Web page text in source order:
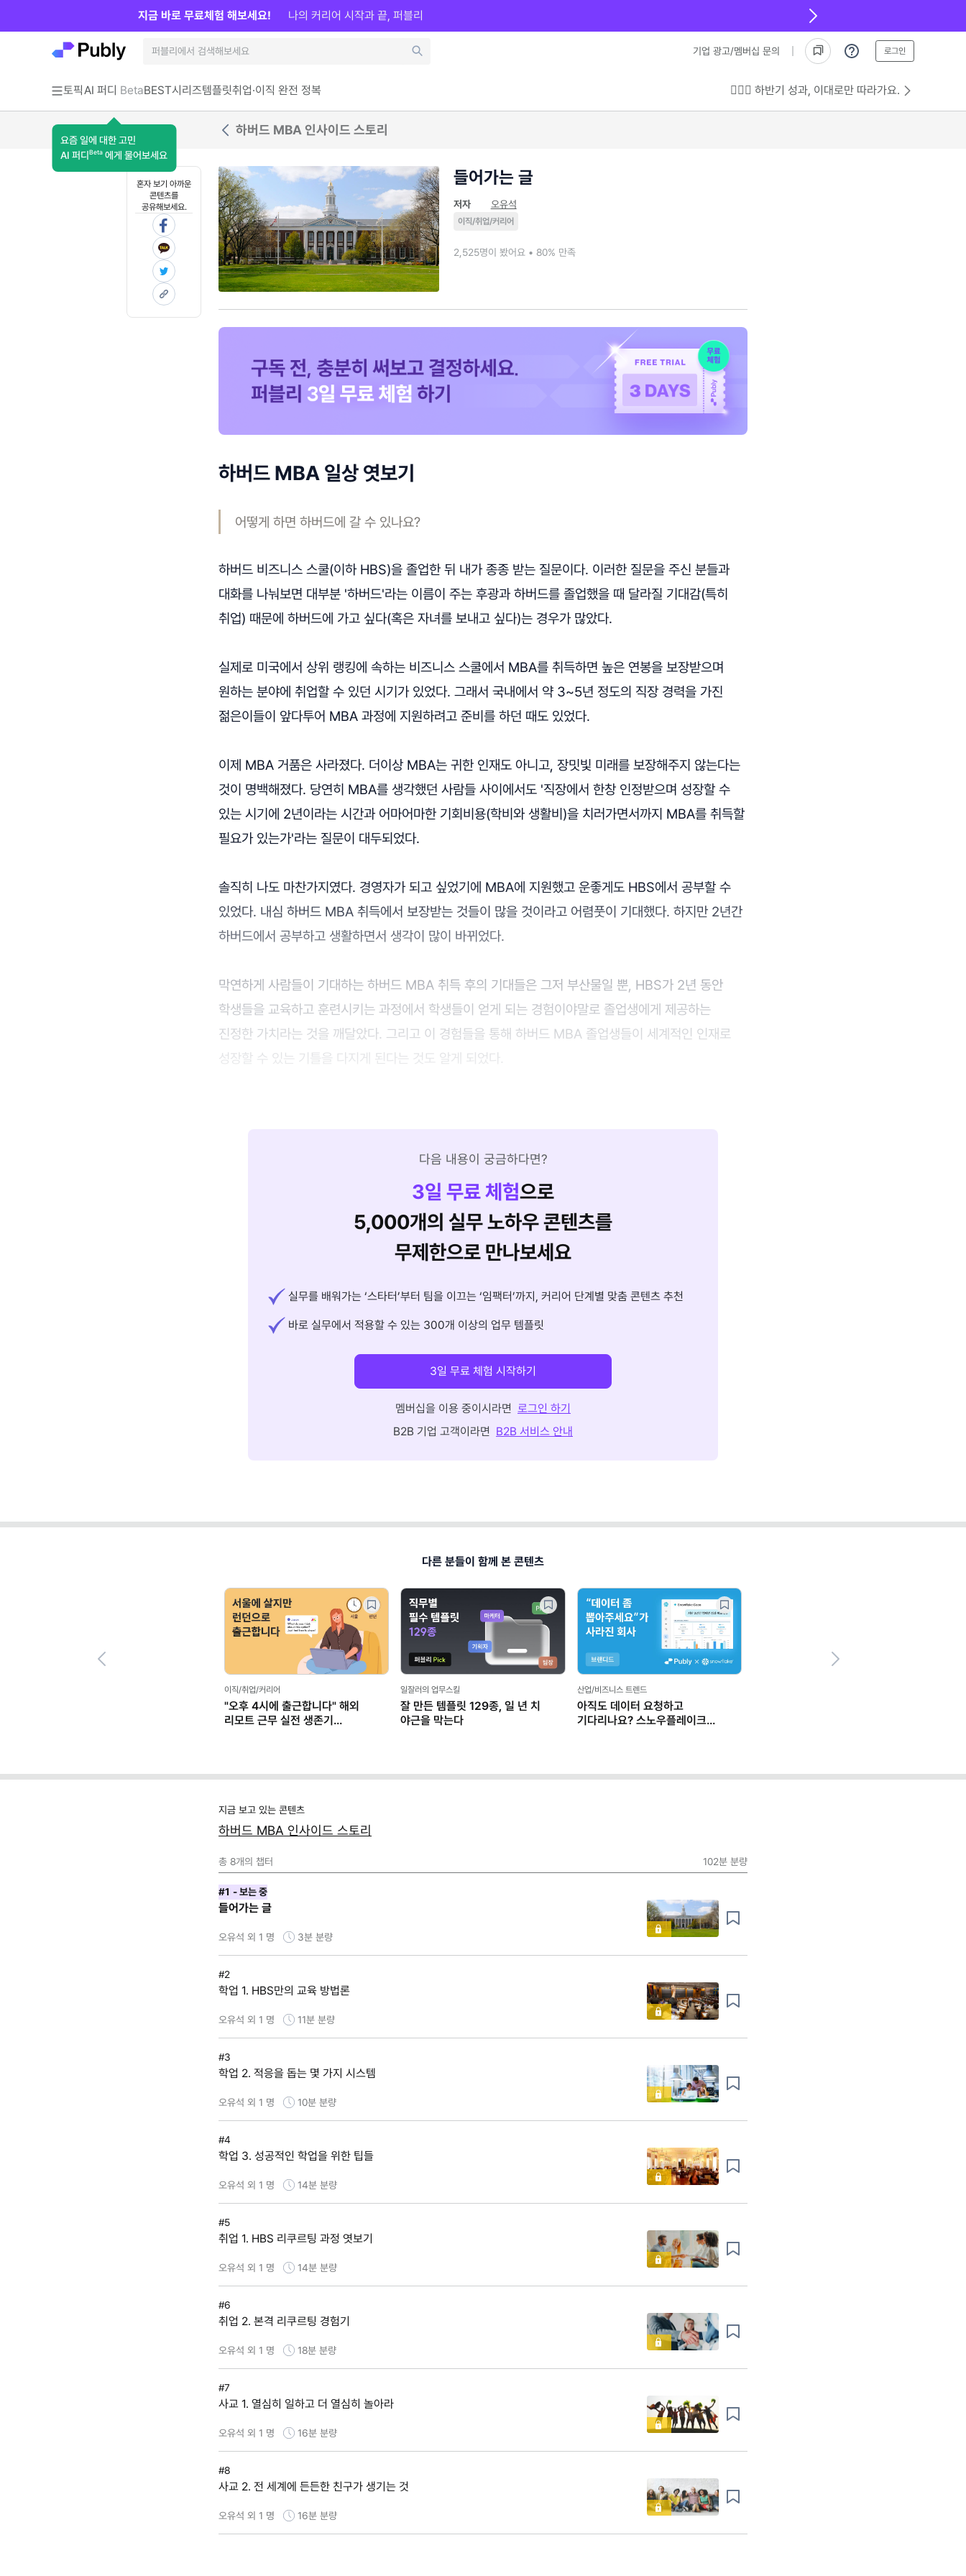
기업 광고/멤버십 문의 로그인
토픽AI 퍼디 Beta
요즘 일에 대한 고민
AI 퍼디 Beta 에게 물어보세요
BEST시리즈템플릿취업·이직 완전 정복 💁🏻‍♂️ 하반기 성과, 이대로만 따라가요.
지금 바로 무료체험 해보세요! 나의 커리어 시작과 끝, 퍼블리
하버드 MBA 인사이드 스토리
혼자 보기 아까운
콘텐츠를
공유해보세요.
들어가는 글
저자 오유석
이직/취업/커리어
2,525명이 봤어요 • 80% 만족
하버드 MBA 일상 엿보기
어떻게 하면 하버드에 갈 수 있나요?
하버드 비즈니스 스쿨(이하 HBS)을 졸업한 뒤 내가 종종 받는 질문이다. 이러한 질문을 주신 분들과
대화를 나눠보면 대부분 '하버드'라는 이름이 주는 후광과 하버드를 졸업했을 때 달라질 기대감(특히
취업) 때문에 하버드에 가고 싶다(혹은 자녀를 보내고 싶다)는 경우가 많았다.
실제로 미국에서 상위 랭킹에 속하는 비즈니스 스쿨에서 MBA를 취득하면 높은 연봉을 보장받으며
원하는 분야에 취업할 수 있던 시기가 있었다. 그래서 국내에서 약 3~5년 정도의 직장 경력을 가진
젊은이들이 앞다투어 MBA 과정에 지원하려고 준비를 하던 때도 있었다.
이제 MBA 거품은 사라졌다. 더이상 MBA는 귀한 인재도 아니고, 장밋빛 미래를 보장해주지 않는다는
것이 명백해졌다. 당연히 MBA를 생각했던 사람들 사이에서도 '직장에서 한창 인정받으며 성장할 수
있는 시기에 2년이라는 시간과 어마어마한 기회비용(학비와 생활비)을 치러가면서까지 MBA를 취득할
필요가 있는가'라는 질문이 대두되었다.
솔직히 나도 마찬가지였다. 경영자가 되고 싶었기에 MBA에 지원했고 운좋게도 HBS에서 공부할 수
있었다. 내심 하버드 MBA 취득에서 보장받는 것들이 많을 것이라고 어렴풋이 기대했다. 하지만 2년간
하버드에서 공부하고 생활하면서 생각이 많이 바뀌었다.
막연하게 사람들이 기대하는 하버드 MBA 취득 후의 기대들은 그저 부산물일 뿐, HBS가 2년 동안
학생들을 교육하고 훈련시키는 과정에서 학생들이 얻게 되는 경험이야말로 졸업생에게 제공하는
진정한 가치라는 것을 깨달았다. 그리고 이 경험들을 통해 하버드 MBA 졸업생들이 세계적인 인재로
성장할 수 있는 기틀을 다지게 된다는 것도 알게 되었다.
다음 내용이 궁금하다면?
3일 무료 체험으로
5,000개의 실무 노하우 콘텐츠를
무제한으로 만나보세요
실무를 배워가는 ‘스타터’부터 팀을 이끄는 ‘임팩터’까지, 커리어 단계별 맞춤 콘텐츠 추천
바로 실무에서 적용할 수 있는 300개 이상의 업무 템플릿
3일 무료 체험 시작하기
멤버십을 이용 중이시라면 로그인 하기
B2B 기업 고객이라면 B2B 서비스 안내
다른 분들이 함께 본 콘텐츠
이직/취업/커리어
"오후 4시에 출근합니다" 해외
리모트 근무 실전 생존기
일잘러의 업무스킬
잘 만든 템플릿 129종, 일 년 치
야근을 막는다
산업/비즈니스 트렌드
아직도 데이터 요청하고
기다리나요? 스노우플레이크
지금 보고 있는 콘텐츠
하버드 MBA 인사이드 스토리
총 8개의 챕터 102분 분량
#1 - 보는 중
들어가는 글
오유석 외 1 명 3분 분량
#2
학업 1. HBS만의 교육 방법론
오유석 외 1 명 11분 분량
#3
학업 2. 적응을 돕는 몇 가지 시스템
오유석 외 1 명 10분 분량
#4
학업 3. 성공적인 학업을 위한 팁들
오유석 외 1 명 14분 분량
#5
취업 1. HBS 리쿠르팅 과정 엿보기
오유석 외 1 명 14분 분량
#6
취업 2. 본격 리쿠르팅 경험기
오유석 외 1 명 18분 분량
#7
사교 1. 열심히 일하고 더 열심히 놀아라
오유석 외 1 명 16분 분량
#8
사교 2. 전 세계에 든든한 친구가 생기는 것
오유석 외 1 명 16분 분량